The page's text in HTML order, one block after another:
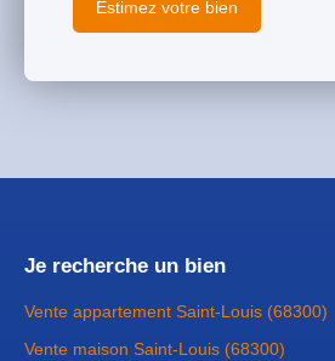
Estimez votre bien
Je recherche un bien
Vente appartement Saint-Louis (68300)
Vente maison Saint-Louis (68300)